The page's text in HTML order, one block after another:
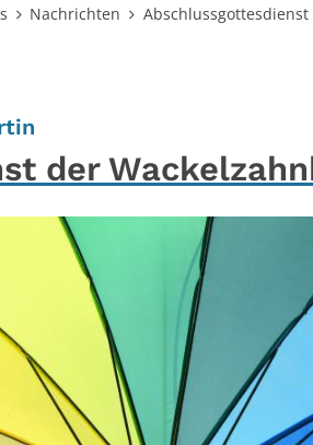
Nachrichten
der